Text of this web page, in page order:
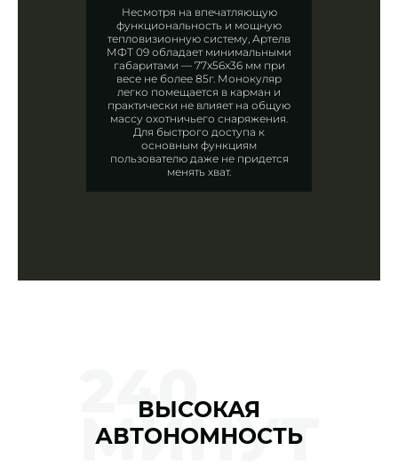
Несмотря на впечатляющую
функциональность и мощную
тепловизионную систему, Артелв
МФТ 09 обладает минимальными
габаритами — 77x56x36 мм при
весе не более 85г. Монокуляр
легко помещается в карман и
практически не влияет на общую
массу охотничьего снаряжения.
Для быстрого доступа к
основным функциям
пользователю даже не придется
менять хват.
ВЫСОКАЯ
АВТОНОМНОСТЬ